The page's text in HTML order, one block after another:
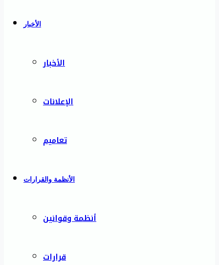
الأخبار
الأخبار
الإعلانات
تعاميم
الأنظمة والقرارات
أنظمة وقوانين
قرارات